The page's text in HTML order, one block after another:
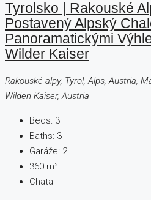
Tyrolsko | Rakouské
Postavený Alpský
Panoramatickými
Wilder Kaiser
Rakouské alpy, Tyrol, Alps, Austria,
Wilden Kaiser, Austria
Beds: 3
Baths: 3
Garáže: 2
360 m²
Chata